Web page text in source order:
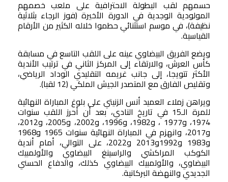
حسمهم لقب البطولة الاحترافية على ملعب خصمهم
المولودية الوجدية في الدورة الأخيرة (فوز الرجاء بثلاثية
نظيفة)، في موسم استثنائي حطموا خلاله الكثير من الأرقام
القياسية.
ويضع الفريق البيضاوي عينه على اللقب التاسع في مسابقة
كأس العرش، والارتقاء إلى المركز الثاني في ترتيب الأندية
الأكثر تتويجا، إلى جانب غريمه التقليدي الوداد الرياضي،
وتقليص الفارق مع المتصدر الجيش الملكي (12 لقبا).
ويراهن زملاء العميد أنس الزنيتي على بلوغ المباراة النهائية
للمرة الـ15 في تاريخ النادي، بعد أن أحرز اللقب سنوات
1974، و1977 ، و1982، و1996، و2002، و2005، و2012،
و2017، وانهزم في المباراة النهائية سنوات 1965 و1968
و1983 و1992و2013 و2022، على التوالي، أمام أندية
الكوكب المراكشي والراسينغ البيضاوي والأولمبيك
البيضاوي، والأولمبيك البيضاوي كذلك، والدفاع الحسني
الجديدي والنهضة البركانية.